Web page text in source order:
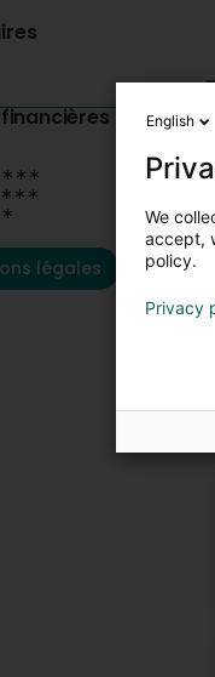
légales
English
We
accept,
policy.
Privacy